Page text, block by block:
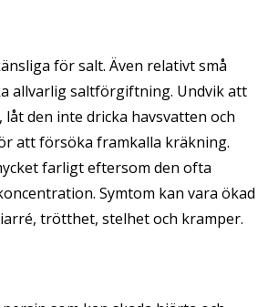
för salt. Även relativt små
allvarlig saltförgiftning. Undvik att
låt den inte dricka havsvatten och
att försöka framkalla kräkning.
farligt eftersom den ofta
Symtom kan vara ökad
trötthet, stelhet och kramper.